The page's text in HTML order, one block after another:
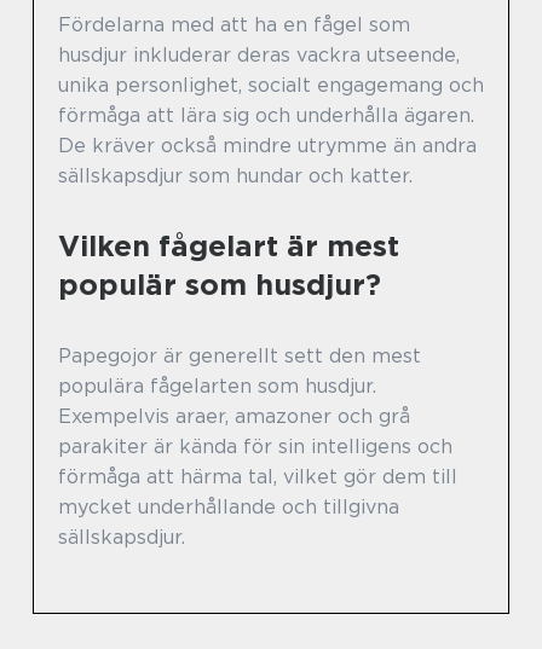
Fördelarna med att ha en fågel som
husdjur inkluderar deras vackra utseende,
unika personlighet, socialt engagemang och
förmåga att lära sig och underhålla ägaren.
De kräver också mindre utrymme än andra
sällskapsdjur som hundar och katter.
Vilken fågelart är mest
populär som husdjur?
Papegojor är generellt sett den mest
populära fågelarten som husdjur.
Exempelvis araer, amazoner och grå
parakiter är kända för sin intelligens och
förmåga att härma tal, vilket gör dem till
mycket underhållande och tillgivna
sällskapsdjur.